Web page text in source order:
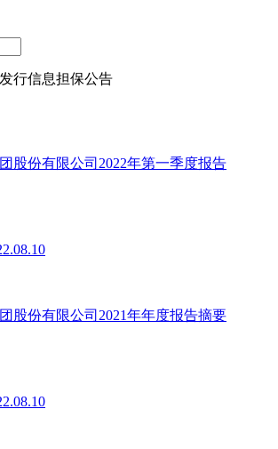
发行信息担保公告
股份有限公司2022年第一季度报告
股份有限公司2021年年度报告摘要